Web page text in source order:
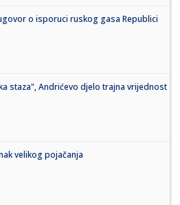
o isporuci ruskog gasa Republici
staza", Andrićevo djelo trajna vrijednost
velikog pojačanja